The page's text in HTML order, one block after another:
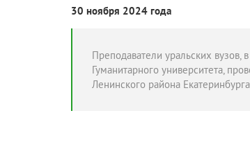
30 ноября 2024 года
Преподаватели уральских вузов,
Гуманитарного университета,
Ленинского района